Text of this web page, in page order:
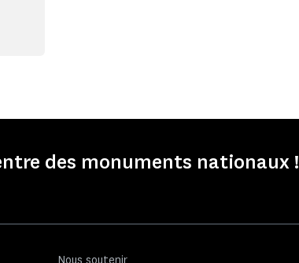
des monuments nationaux !